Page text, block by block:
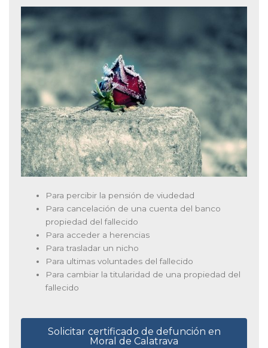
Para percibir la pensión de viudedad
Para cancelación de una cuenta del banco
propiedad del fallecido
Para acceder a herencias
Para trasladar un nicho
Para ultimas voluntades del fallecido
Para cambiar la titularidad de una propiedad del
fallecido
Solicitar certificado de defunción en
Moral de Calatrava